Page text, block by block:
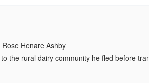
Henare Ashby
the rural dairy community he fled before
reconcile, Caz finds new purpose,
&amp;#039;B